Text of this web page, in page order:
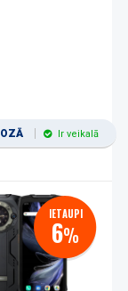
Ir veikalā
IETAUPI
6%